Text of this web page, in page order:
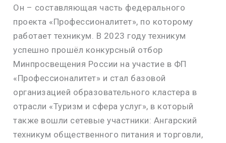
Он – составляющая часть федерального
проекта «Профессионалитет», по которому
работает техникум. В 2023 году техникум
успешно прошёл конкурсный отбор
Минпросвещения России на участие в ФП
«Профессионалитет» и стал базовой
организацией образовательного кластера в
отрасли «Туризм и сфера услуг», в который
также вошли сетевые участники: Ангарский
техникум общественного питания и торговли,